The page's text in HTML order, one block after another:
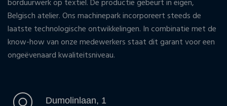
borduurwerk op textiel. De productie gebeurt in eigen,
Belgisch atelier. Ons machinepark incorporeert steeds de
laatste technologische ontwikkelingen. In combinatie met de
know-how van onze medewerkers staat dit garant voor een
ongeëvenaard kwaliteitsniveau.
Dumolinlaan, 1